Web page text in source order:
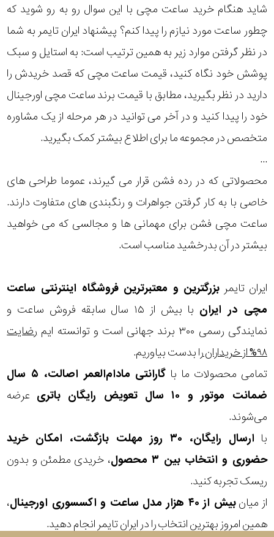
شاید هنگام خرید ساعت مچی با این سوال رو به رو شوید که
چطور ساعت مورد نیازم را پیدا کنم؟ پیشنهاد ایران تایمر به شما
در نظر گرفتن موارد زیر به همین ترتیب است: به استایل و سبک
پوشش خود نگاه کنید، قیمت ساعت مچی که قصد خریدش را
دارید در نظر بگیرید، مطابق با قیمت برند ساعت مچی اورجینال
خود را پیدا کنید و در آخر می توانید در هر مرحله از یک مشاوره
متخصص در مجموعه ما برای اطلاع بیشتر کمک بگیرید.
...
محصولاتی که در رده فشن قرار می گیرند، عموما طراحی های
خاصی با به کار گرفتن جواهرات و رنگبندی های متفاوت دارند.
ساعت مچی فشن برای مهمانی ها و مجالسی که می خواهید
بیشتر در آن بدرخشید مناسب است.
ایران تایمر بزرگترین و معتبرترین فروشگاه اینترنتی ساعت
مچی در ایران
با بیش از ۱۵ سال سابقه فروش ساعت و
نمایندگی رسمی ۳۰۰ برند جهانی است و توانسته ایم
رضایت
۹۸% از خریداران
را بدست بیاوریم.
تمامی محصولات ما با
گارانتی مادام‌العمر اصالت، ۵ سال
ضمانت موتور و ۱۰ سال تعویض رایگان باتری
عرضه
می‌شوند.
با
ارسال رایگان، ۳۰ روز مهلت بازگشت، امکان خرید
حضوری و انتخاب بین ۳ محصول
، خریدی مطمئن و بدون
ریسک تجربه کنید.
از میانبیش از ۴۰ هزار مدل ساعت و اکسسوری اورجینال
،
همین امروز بهترین انتخاب را در ایران تایمر انجام دهید.
متی
مازراتی
نمایش
رده
محدوده
طرح
طرح
صفحه
در
برابر
آب
شکل
قاب
نوع
موتور
رنگ